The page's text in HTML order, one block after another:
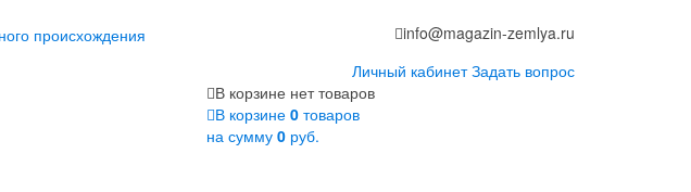
info@magazin-zemlya.ru
Личный кабинет Задать вопрос
В корзине нет товаров
В корзине 0 товаров
на сумму 0 руб.